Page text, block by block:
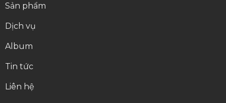
Sản phẩm
Dịch vụ
Album
Tin tức
Liên hệ